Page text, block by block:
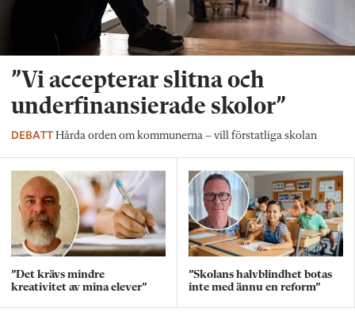
”Vi accepterar slitna och
underfinansierade skolor”
DEBATT Hårda orden om kommunerna – vill förstatliga skolan
”Det krävs mindre
kreativitet av mina elever”
”Skolans halvblindhet botas
inte med ännu en reform”